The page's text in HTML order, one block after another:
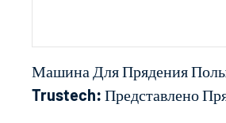
Машина Для Прядения
Trustech: Представлено